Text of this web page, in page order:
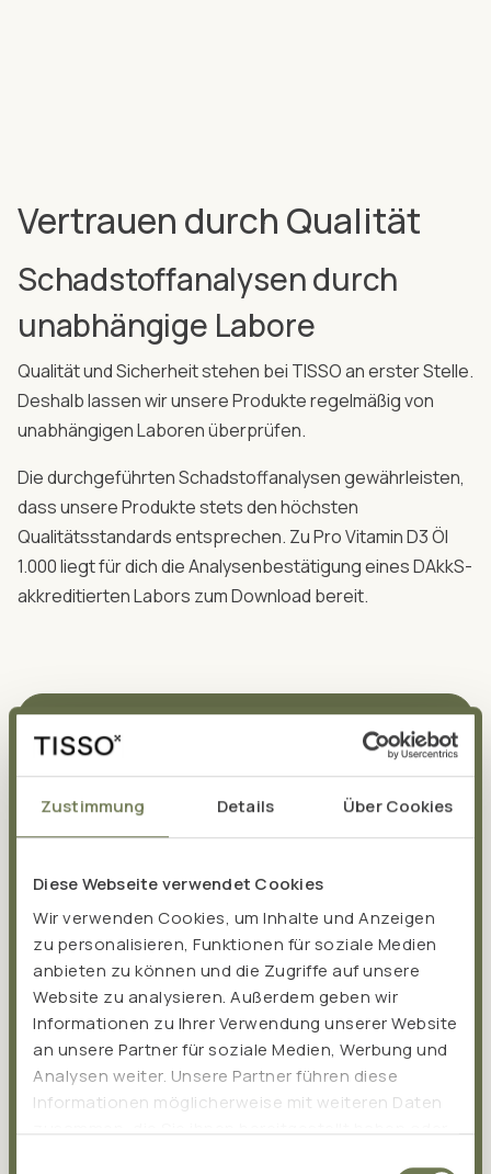
Zustimmung Details Über Cookies
Diese Webseite verwendet Cookies
Wir verwenden Cookies, um Inhalte und Anzeigen
zu personalisieren, Funktionen für soziale Medien
anbieten zu können und die Zugriffe auf unsere
Website zu analysieren. Außerdem geben wir
Informationen zu Ihrer Verwendung unserer Website
an unsere Partner für soziale Medien, Werbung und
Analysen weiter. Unsere Partner führen diese
Informationen möglicherweise mit weiteren Daten
Vertrauen durch Qualität
Schadstoffanalysen durch
unabhängige Labore
Qualität und Sicherheit stehen bei TISSO an erster Stelle.
Deshalb lassen wir unsere Produkte regelmäßig von
unabhängigen Laboren überprüfen.
Die durchgeführten Schadstoffanalysen gewährleisten,
dass unsere Produkte stets den höchsten
Qualitätsstandards entsprechen. Zu Pro Vitamin D3 Öl
1.000 liegt für dich die Analysenbestätigung eines DAkkS-
akkreditierten Labors zum Download bereit.
DOWNLOAD ANALYSENBESTÄTIGUNG
Gesundheitsbezogene
Aussagen:
Vitamin D
trägt zur Aufnahme und Verwertung von Calcium und
Phosphor sowie zu einem normalen Calciumspiegel